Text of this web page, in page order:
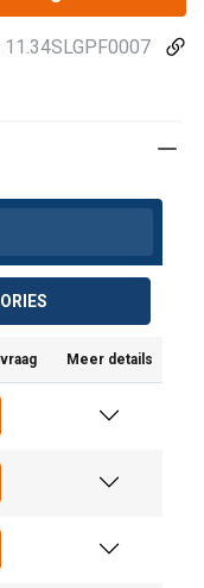
11.34SLGPF0007
Meer details